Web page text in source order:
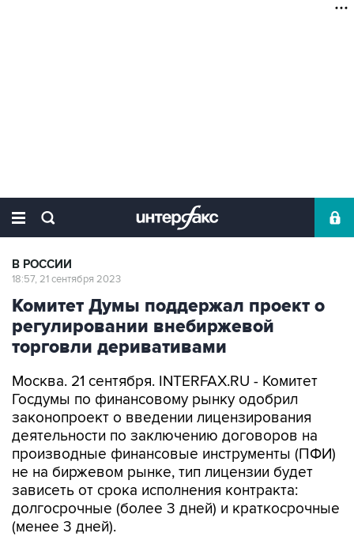
В РОССИИ
18:57, 21 сентября 2023
Комитет Думы поддержал проект о
регулировании внебиржевой
торговли деривативами
Москва. 21 сентября. INTERFAX.RU - Комитет
Госдумы по финансовому рынку одобрил
законопроект о введении лицензирования
деятельности по заключению договоров на
производные финансовые инструменты (ПФИ)
не на биржевом рынке, тип лицензии будет
зависеть от срока исполнения контракта:
долгосрочные (более 3 дней) и краткосрочные
(менее 3 дней).